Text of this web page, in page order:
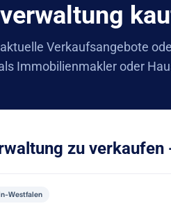
Verkaufsangebote
Immobilienmakler oder
zu
Westfalen